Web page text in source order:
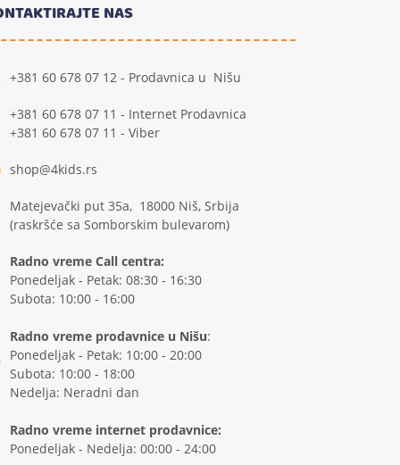
NAS
+381 60 678 07 12 - Prodavnica u Nišu
+381 60 678 07 11 - Internet Prodavnica
+381 60 678 07 11 - Viber
shop@4kids.rs
Matejevački put 35a, 18000 Niš, Srbija
(raskršće sa Somborskim bulevarom)
Radno vreme Call centra:
Ponedeljak - Petak: 08:30 - 16:30
Subota: 10:00 - 16:00
Radno vreme prodavnice u Nišu:
Ponedeljak - Petak: 10:00 - 20:00
Subota: 10:00 - 18:00
Nedelja: Neradni dan
Radno vreme internet prodavnice:
Ponedeljak - Nedelja: 00:00 - 24:00